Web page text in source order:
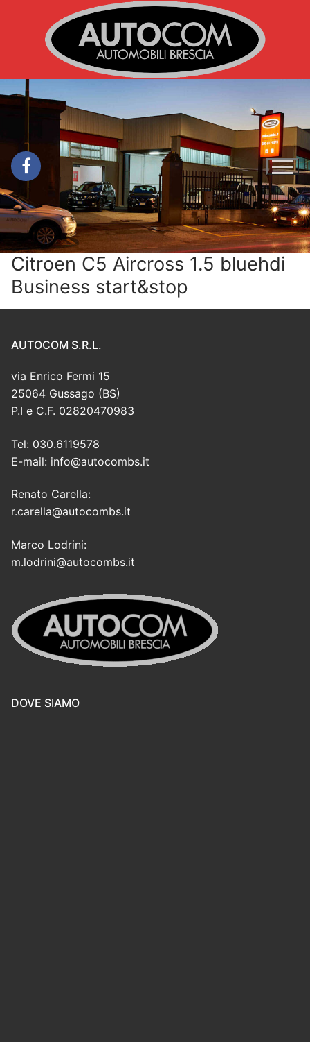
contenuto
Citroen C5 Aircross 1.5 bluehdi
Business start&stop
AUTOCOM S.R.L.
via Enrico Fermi 15
25064 Gussago (BS)
P.I e C.F. 02820470983
Tel: 030.6119578
E-mail: info@autocombs.it
Renato Carella:
r.carella@autocombs.it
Marco Lodrini:
m.lodrini@autocombs.it
DOVE SIAMO